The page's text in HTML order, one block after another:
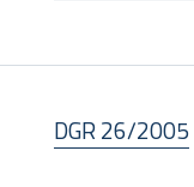
DGR 26/2005